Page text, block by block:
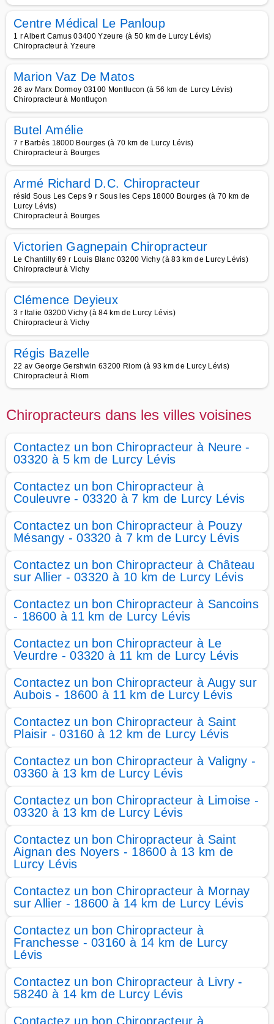
Centre Médical Le Panloup
1 r Albert Camus 03400 Yzeure (à 50 km de Lurcy Lévis)
Chiropracteur à Yzeure
Marion Vaz De Matos
26 av Marx Dormoy 03100 Montlucon (à 56 km de Lurcy Lévis)
Chiropracteur à Montluçon
Butel Amélie
7 r Barbès 18000 Bourges (à 70 km de Lurcy Lévis)
Chiropracteur à Bourges
Armé Richard D.C. Chiropracteur
résid Sous Les Ceps 9 r Sous les Ceps 18000 Bourges (à 70 km de
Lurcy Lévis)
Chiropracteur à Bourges
Victorien Gagnepain Chiropracteur
Le Chantilly 69 r Louis Blanc 03200 Vichy (à 83 km de Lurcy Lévis)
Chiropracteur à Vichy
Clémence Deyieux
3 r Italie 03200 Vichy (à 84 km de Lurcy Lévis)
Chiropracteur à Vichy
Régis Bazelle
22 av George Gershwin 63200 Riom (à 93 km de Lurcy Lévis)
Chiropracteur à Riom
Chiropracteurs dans les villes voisines
Contactez un bon Chiropracteur à Neure -
03320 à 5 km de Lurcy Lévis
Contactez un bon Chiropracteur à
Couleuvre - 03320 à 7 km de Lurcy Lévis
Contactez un bon Chiropracteur à Pouzy
Mésangy - 03320 à 7 km de Lurcy Lévis
Contactez un bon Chiropracteur à Château
sur Allier - 03320 à 10 km de Lurcy Lévis
Contactez un bon Chiropracteur à Sancoins
- 18600 à 11 km de Lurcy Lévis
Contactez un bon Chiropracteur à Le
Veurdre - 03320 à 11 km de Lurcy Lévis
Contactez un bon Chiropracteur à Augy sur
Aubois - 18600 à 11 km de Lurcy Lévis
Contactez un bon Chiropracteur à Saint
Plaisir - 03160 à 12 km de Lurcy Lévis
Contactez un bon Chiropracteur à Valigny -
03360 à 13 km de Lurcy Lévis
Contactez un bon Chiropracteur à Limoise -
03320 à 13 km de Lurcy Lévis
Contactez un bon Chiropracteur à Saint
Aignan des Noyers - 18600 à 13 km de
Lurcy Lévis
Contactez un bon Chiropracteur à Mornay
sur Allier - 18600 à 14 km de Lurcy Lévis
Contactez un bon Chiropracteur à
Franchesse - 03160 à 14 km de Lurcy
Lévis
Contactez un bon Chiropracteur à Livry -
58240 à 14 km de Lurcy Lévis
Contactez un bon Chiropracteur à